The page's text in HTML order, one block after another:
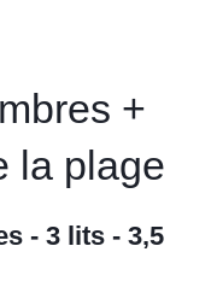
+
la plage
- 3 lits - 3,5